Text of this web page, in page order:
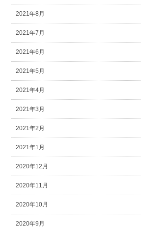
2021年8月
2021年7月
2021年6月
2021年5月
2021年4月
2021年3月
2021年2月
2021年1月
2020年12月
2020年11月
2020年10月
2020年9月